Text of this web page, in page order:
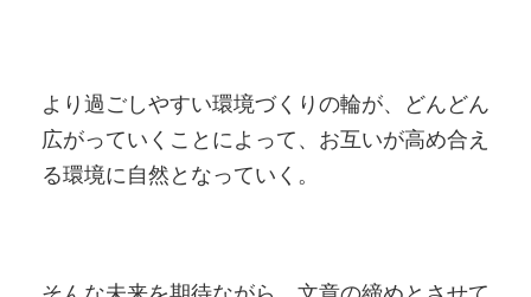
より過ごしやすい環境づくりの輪が、どんどん
広がっていくことによって、お互いが高め合え
る環境に自然となっていく。